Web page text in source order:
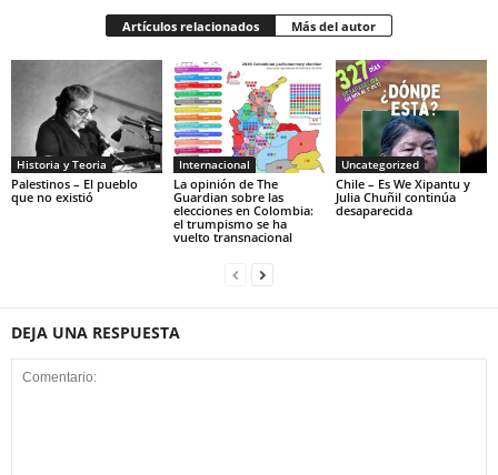
Artículos relacionados Más del autor
Historia y Teoria
Palestinos – El pueblo
que no existió
Internacional
La opinión de The
Guardian sobre las
elecciones en Colombia:
el trumpismo se ha
vuelto transnacional
Uncategorized
Chile – Es We Xipantu y
Julia Chuñil continúa
desaparecida
DEJA UNA RESPUESTA